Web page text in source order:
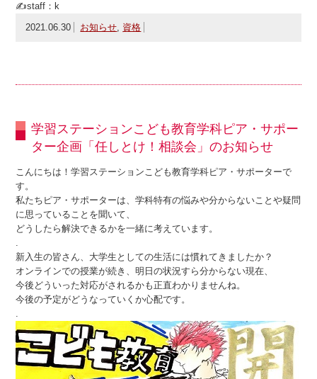
✍staff：k
2021.06.30
お知らせ, 資格
学習ステーションこども教育学科ピア・サポー
ター企画「任しとけ！相談会」のお知らせ
こんにちは！学習ステーションこども教育学科ピア・サポーターで
す。
私たちピア・サポーターは、学科特有の悩みや分からないことや疑問
に思っていることを聞いて、
どうしたら解決できるかを一緒に考えています。
.
新入生の皆さん、大学生としての生活には慣れてきましたか？
オンラインでの授業が続き、明日の状況すら分からない現在、
今後どういった対応がされるかも正直わかりませんね。
今後の予定がどうなっていくか心配です。
.